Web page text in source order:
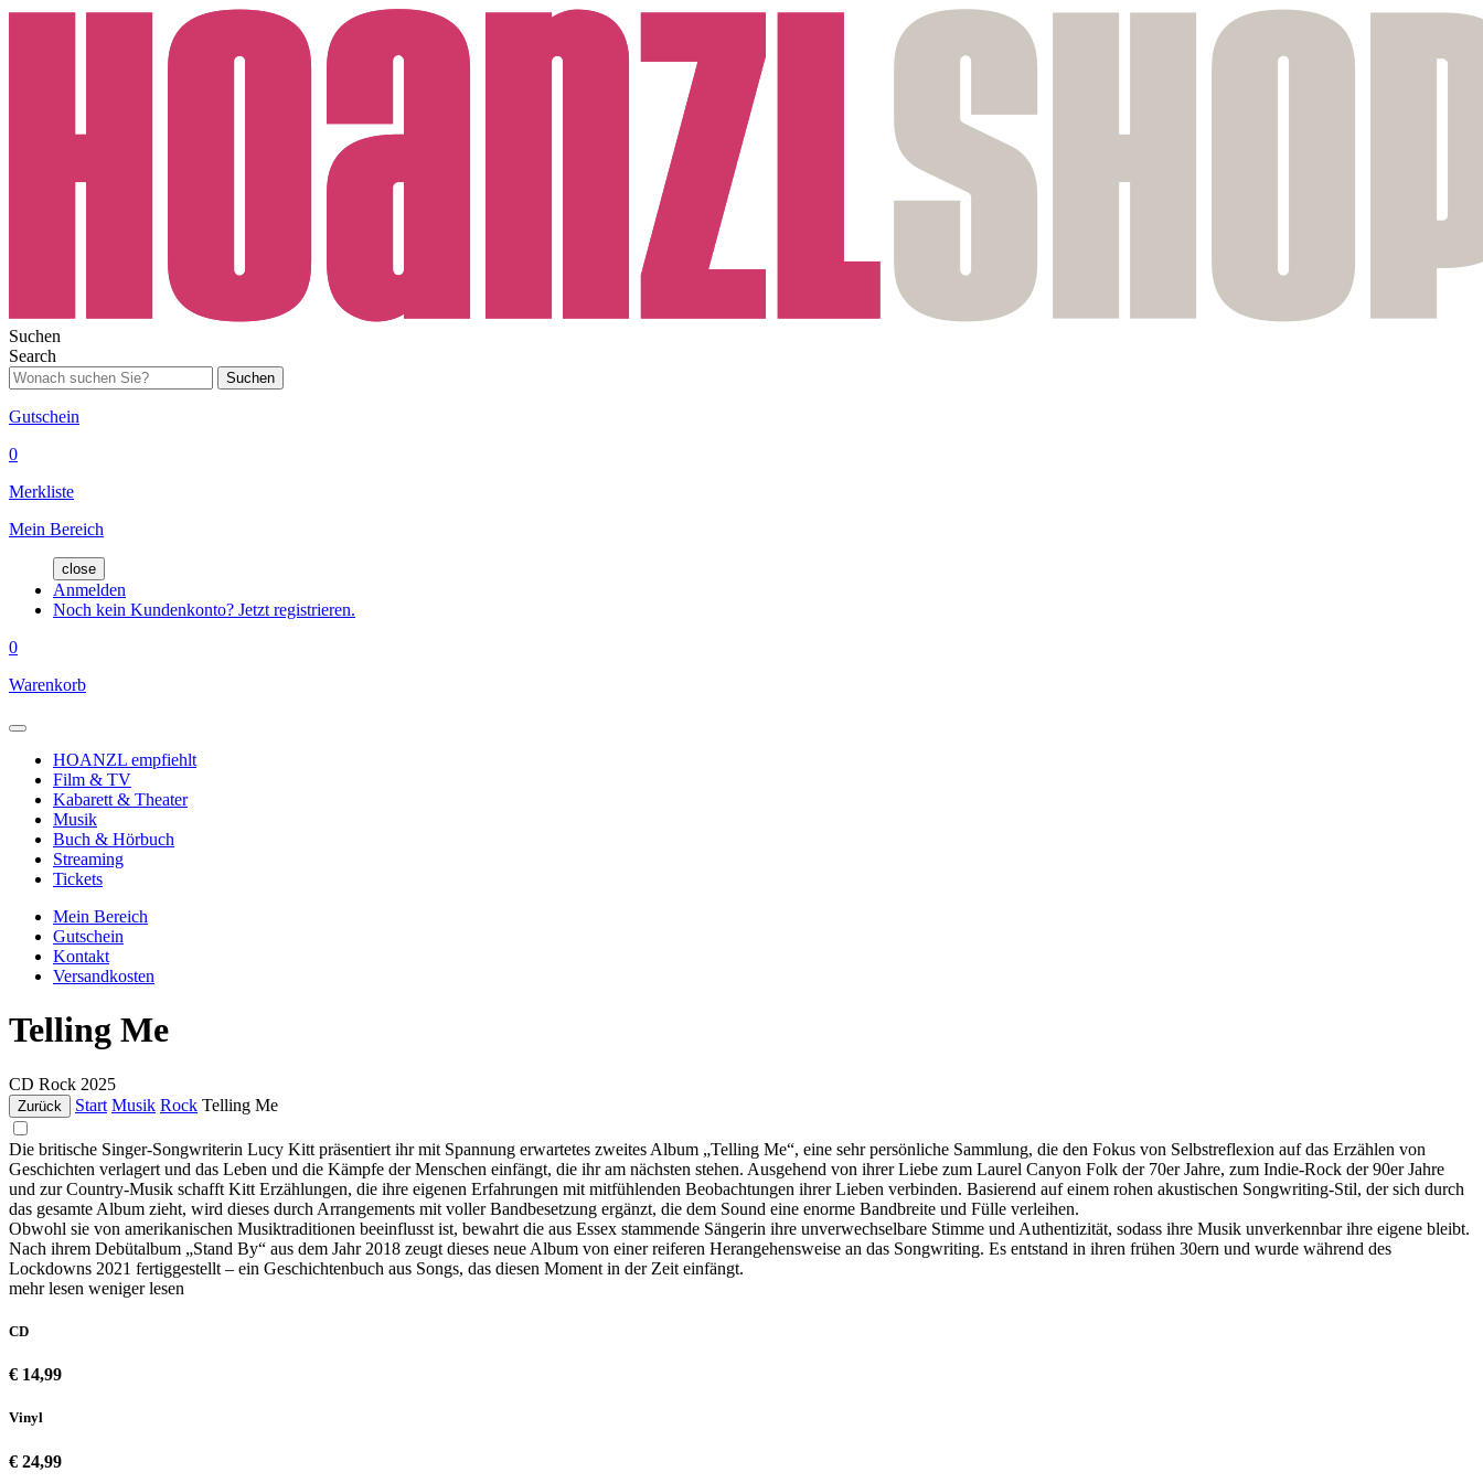
Suchen
Search
Suchen
Gutschein
0
Merkliste
Mein Bereich
close
Anmelden
Noch kein Kundenkonto? Jetzt registrieren.
0
Warenkorb
HOANZL empfiehlt
Film & TV
Kabarett & Theater
Musik
Buch & Hörbuch
Streaming
Tickets
Mein Bereich
Gutschein
Kontakt
Versandkosten
Telling Me
CD Rock 2025
Zurück Start Musik Rock Telling Me
Die britische Singer-Songwriterin Lucy Kitt präsentiert ihr mit Spannung erwartetes zweites Album „Telling Me“, eine sehr persönliche Sammlung, die den Fokus von Selbstreflexion auf das Erzählen von
Geschichten verlagert und das Leben und die Kämpfe der Menschen einfängt, die ihr am nächsten stehen. Ausgehend von ihrer Liebe zum Laurel Canyon Folk der 70er Jahre, zum Indie-Rock der 90er Jahre
und zur Country-Musik schafft Kitt Erzählungen, die ihre eigenen Erfahrungen mit mitfühlenden Beobachtungen ihrer Lieben verbinden. Basierend auf einem rohen akustischen Songwriting-Stil, der sich durch
das gesamte Album zieht, wird dieses durch Arrangements mit voller Bandbesetzung ergänzt, die dem Sound eine enorme Bandbreite und Fülle verleihen.
Obwohl sie von amerikanischen Musiktraditionen beeinflusst ist, bewahrt die aus Essex stammende Sängerin ihre unverwechselbare Stimme und Authentizität, sodass ihre Musik unverkennbar ihre eigene bleibt.
Nach ihrem Debütalbum „Stand By“ aus dem Jahr 2018 zeugt dieses neue Album von einer reiferen Herangehensweise an das Songwriting. Es entstand in ihren frühen 30ern und wurde während des
Lockdowns 2021 fertiggestellt – ein Geschichtenbuch aus Songs, das diesen Moment in der Zeit einfängt.
mehr lesen weniger lesen
CD
€ 14,99
Vinyl
€ 24,99